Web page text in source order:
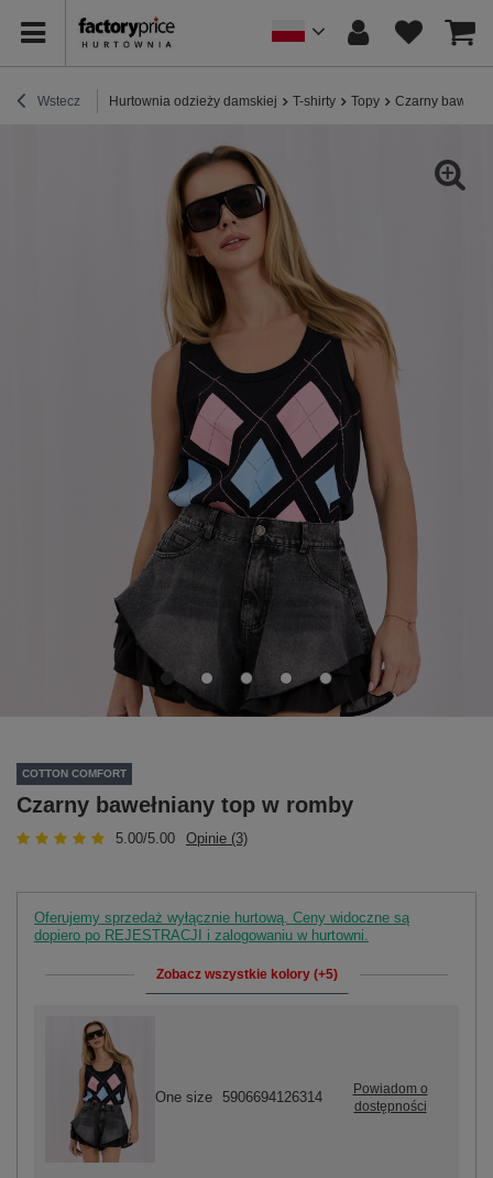
Wstecz Hurtownia odzieży damskiej T-shirty Topy Czarny
COTTON COMFORT
Czarny bawełniany top w romby
5.00/5.00 Opinie (3)
Oferujemy sprzedaż wyłącznie hurtową. Ceny widoczne są
dopiero po REJESTRACJI i zalogowaniu w hurtowni.
Zobacz wszystkie kolory (+5)
One size 5906694126314
Powiadom o
dostępności